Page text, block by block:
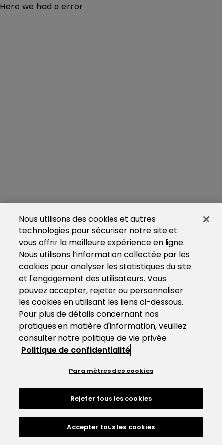
Here we had a error
Nous utilisons des cookies et autres
technologies pour sécuriser notre site et
vous offrir la meilleure expérience en ligne.
Nous utilisons l’information collectée par les
cookies pour analyser les statistiques du site
et l'engagement des utilisateurs. Vous
pouvez accepter, rejeter ou personnaliser
les cookies en utilisant les liens ci-dessous.
Pour plus de détails concernant nos
pratiques en matière d'information, veuillez
consulter notre politique de vie privée.
Politique de confidentialité
Paramètres des cookies
Rejeter tous les cookies
Accepter tous les cookies